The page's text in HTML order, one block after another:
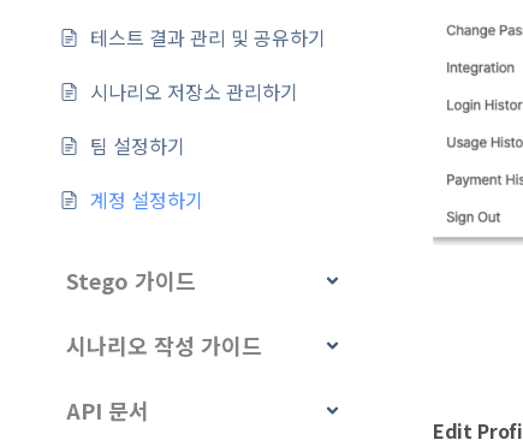
테스트 결과 관리 및 공유하기
시나리오 저장소 관리하기
팀 설정하기
계정 설정하기
Stego 가이드
시나리오 작성 가이드
API 문서
Edit